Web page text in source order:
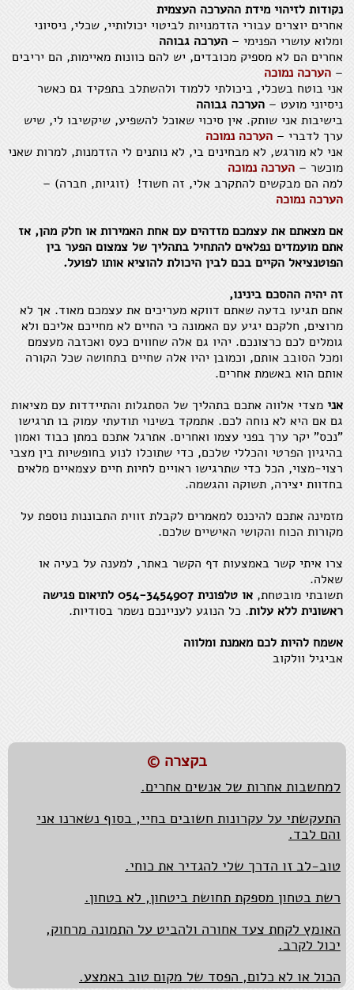
נקודות לזיהוי מידת ההערכה העצמית
אחרים יוצרים עבורי הזדמנויות לביטוי יכולותיי, שכלי, ניסיוני
ומלוא עושרי הפנימי – הערכה גבוהה
אחרים הם לא מספיק מכובדים, יש להם כוונות מאיימות, הם יריבים
– הערכה נמוכה
אני בוטח בשכלי, ביכולתי ללמוד ולהשתלב בתפקיד גם כאשר
ניסיוני מועט – הערכה גבוהה
בישיבות אני שותק. אין סיכוי שאוכל להשפיע, שיקשיבו לי, שיש
ערך לדברי – הערכה נמוכה
אני לא מורגש, לא מבחינים בי, לא נותנים לי הזדמנות, למרות שאני
מוכשר – הערכה נמוכה
למה הם מבקשים להתקרב אלי, זה חשוד! (זוגיות, חברה) –
הערכה נמוכה
אם מצאתם את עצמכם מזדהים עם אחת האמירות או חלק מהן, אז
אתם מועמדים נפלאים להתחיל בתהליך של צמצום הפער בין
הפוטנציאל הקיים בכם לבין היכולת להוציא אותו לפועל.
זה יהיה ההסכם בינינו,
אתם תגיעו בדעה שאתם דווקא מעריכים את עצמכם מאוד. אך לא
מרוצים, חלקכם יגיע עם האמונה כי החיים לא מחייכם אליכם ולא
גומלים לכם כרצונכם. יהיו גם אלה שחווים כעס ואכזבה מעצמם
ומכל הסובב אותם, וכמובן יהיו אלה שחיים בתחושה שכל הקורה
אותם הוא באשמת אחרים.
אני מצדי אלווה אתכם בתהליך של הסתגלות והתיידדות עם מציאות
גם אם היא לא נוחה לכם. אתמקד בשינוי תודעתי עמוק בו תרגישו
"נכס" יקר ערך בפני עצמו ואחרים. אתרגל אתכם במתן כבוד ואמון
בהיגיון הפרטי והכללי שלכם, כדי שתוכלו לנוע בחופשיות בין מצבי
רצוי-מצוי, הכל כדי שתרגישו ראויים לחיות חיים עצמאיים מלאים
בחדוות יצירה, תשוקה והגשמה.
מזמינה אתכם להיכנס למאמרים לקבלת זווית התבוננות נוספת על
מקורות הכוח והקושי האישיים שלכם.
צרו איתי קשר באמצעות דף הקשר באתר, למענה על בעיה או
שאלה.
תשובתי מובטחת,
או טלפונית 054-3454907 לתיאום פגישה
ראשונית ללא עלות. כל הנוגע לעניינכם נשמר בסודיות.
אשמח להיות לכם מאמנת ומלווה
אביגיל וולקוב
בקצרה ©
בבסיסה של הגמישות המחשבתית עומדת חיבה גדולה
התעקשתי על עקרונות חשובים בחיי, בסוף נשארנו אני
והם לבד.
טוב-לב זו הדרך שלי להגדיר את כוחי.
רשת בטחון מספקת תחושת ביטחון, לא בטחון.
יכול לקרב.
הכול או לא כלום, הפסד של מקום טוב באמצע.